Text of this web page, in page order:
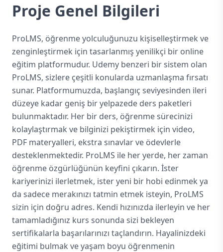
Proje Genel Bilgileri
ProLMS, öğrenme yolculuğunuzu kişiselleştirmek ve
zenginleştirmek için tasarlanmış yenilikçi bir online
eğitim platformudur. Udemy benzeri bir sistem olan
ProLMS, sizlere çeşitli konularda uzmanlaşma fırsatı
sunar. Platformumuzda, başlangıç seviyesinden ileri
düzeye kadar geniş bir yelpazede ders paketleri
bulunmaktadır. Her bir ders, öğrenme sürecinizi
kolaylaştırmak ve bilginizi pekiştirmek için video,
PDF materyalleri, ekstra sınavlar ve ödevlerle
desteklenmektedir. ProLMS ile her yerde, her zaman
öğrenme özgürlüğünün keyfini çıkarın. İster
kariyerinizi ilerletmek, ister yeni bir hobi edinmek ya
da sadece merakınızı tatmin etmek isteyin, ProLMS
sizin için doğru adres. Kendi hızınızda ilerleyin ve her
tamamladığınız kurs sonunda sizi bekleyen
sertifikalarla başarılarınızı taçlandırın. Hayalinizdeki
eğitimi bulmak ve yaşam boyu öğrenmenin